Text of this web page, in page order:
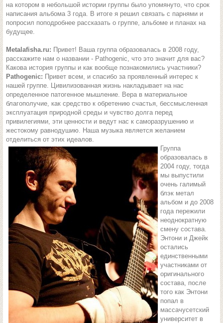
на котором в небольшой истории группы было упомянуто, что срок
написания альбома 3 года. В итоге я решил связать с парнями и
попросил поподробнее рассказать о группе, альбоме и планах на
будущее.
Metalafisha.ru: Привет! Ваша группа образовалась в 2008 году,
расскажите нам о названии - Pathogenic, что это значит для вас?
Какова история группы и как вообще познакомились участники?
Pathogenic: Привет всем, и спасибо за проявленный интерес к
нашей группе. Цивилизованная жизнь накладывает на нас
определенное патогенное мышление. Вера в материальное
благополучие, как средство к обретению счастья, бессмысленная
эксплуатация природной среды и чувство долга перед
привилегиями, эти ценности и ведут нас к саморазрушению и
жестокому равнодушию. Наша музыка является желанием
отделиться от этих идеалов.
Группа
образовалась в
2004 году, тогда
мы выпустили
очень галимый
блэк метал
альбом и до 2008
года пережили
неоднократную
смену состава.
Энтони и Джейк
остались
единственными
участниками от
оригинального
состава, после
того как Энтони
попал в
массачусетский
университет в